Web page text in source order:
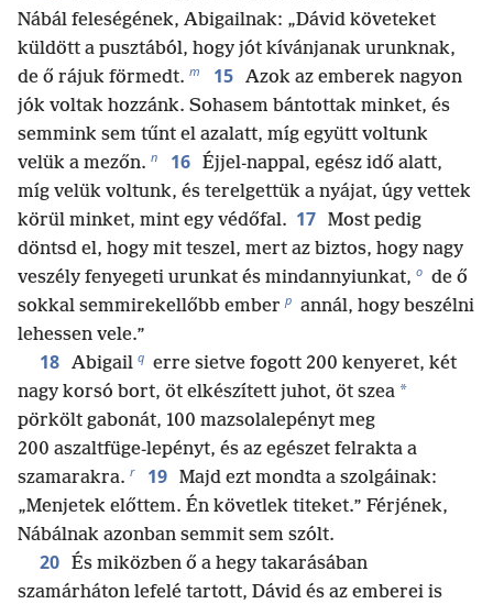
Nábál feleségének, Abigailnak: „Dávid követeket
küldött a pusztából, hogy jót kívánjanak urunknak,
de ő rájuk förmedt. m 15 Azok az emberek nagyon
jók voltak hozzánk. Sohasem bántottak minket, és
semmink sem tűnt el azalatt, míg együtt voltunk
velük a mezőn. n 16 Éjjel-nappal, egész idő alatt,
míg velük voltunk, és terelgettük a nyájat, úgy vettek
körül minket, mint egy védőfal. 17 Most pedig
döntsd el, hogy mit teszel, mert az biztos, hogy nagy
veszély fenyegeti urunkat és mindannyiunkat, o de ő
sokkal semmirekellőbb ember p annál, hogy beszélni
lehessen vele.”
18 Abigail q erre sietve fogott 200 kenyeret, két
nagy korsó bort, öt elkészített juhot, öt szea *
pörkölt gabonát, 100 mazsolalepényt meg
200 aszaltfüge-lepényt, és az egészet felrakta a
szamarakra. r 19 Majd ezt mondta a szolgáinak:
„Menjetek előttem. Én követlek titeket.” Férjének,
Nábálnak azonban semmit sem szólt.
20 És miközben ő a hegy takarásában
szamárháton lefelé tartott, Dávid és az emberei is